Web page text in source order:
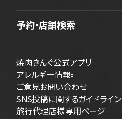
予約・店舗検索
焼肉きんぐ公式アプリ
アレルギー情報
ご意見お問い合わせ
SNS投稿に関するガイドライン
旅行代理店様専用ページ